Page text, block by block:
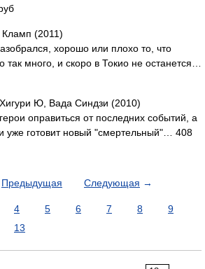
, Кламп (2011)
хорошо или плохо то, что
так много, и скоро в Токио не останется…
Хигури Ю, Вада Синдзи (2010)
оправиться от последних событий, а
уже готовит новый "смертельный"… 408
Предыдущая Следующая →
4 5 6 7 8
9
13